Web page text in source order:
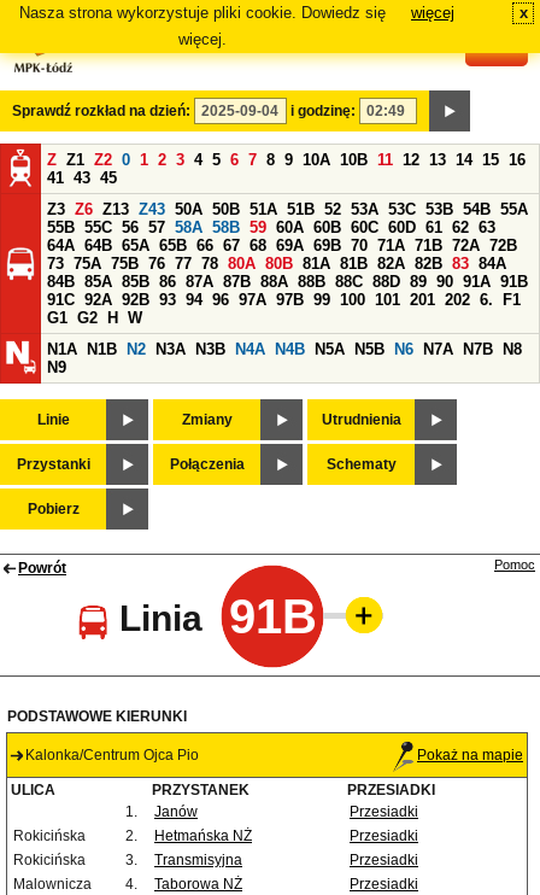
Nasza strona wykorzystuje pliki cookie. Dowiedz się
więcej.
więcej x
Sprawdź rozkład na dzień: i godzinę:
Z Z1 Z2 0 1 2 3 4 5 6 7 8 9 10A 10B 11 12 13 14 15 16
41 43 45
Z3 Z6 Z13 Z43 50A 50B 51A 51B 52 53A 53C 53B 54B 55A
55B 55C 56 57 58A 58B 59 60A 60B 60C 60D 61 62 63
64A 64B 65A 65B 66 67 68 69A 69B 70 71A 71B 72A 72B
73 75A 75B 76 77 78 80A 80B 81A 81B 82A 82B 83 84A
84B 85A 85B 86 87A 87B 88A 88B 88C 88D 89 90 91A 91B
91C 92A 92B 93 94 96 97A 97B 99 100 101 201 202 6.
F1
G1 G2 H
W
N1A
N1B N2 N3A N3B N4A N4B N5A N5B N6 N7A N7B
N8
N9
Linie Zmiany Utrudnienia
Przystanki Połączenia Schematy
Pobierz
Powrót
Linia 91B
Pomoc
PODSTAWOWE KIERUNKI
Kalonka/Centrum Ojca Pio Pokaż na mapie
ULICA PRZYSTANEK
PRZESIADKI
1.
Janów
Przesiadki
Rokicińska
2. Hetmańska NŻ
Przesiadki
Rokicińska
3. Transmisyjna
Przesiadki
Malownicza
4. Taborowa NŻ
Przesiadki